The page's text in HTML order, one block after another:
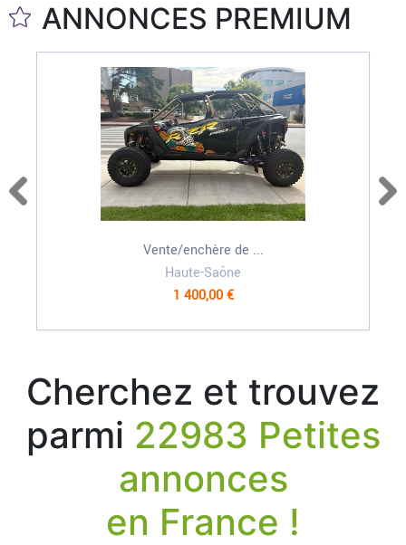
ANNONCES PREMIUM
Vente/enchère de ...
Haute-Saône
1 400,00 €
Cherchez et trouvez
parmi 22983 Petites
annonces
en France !